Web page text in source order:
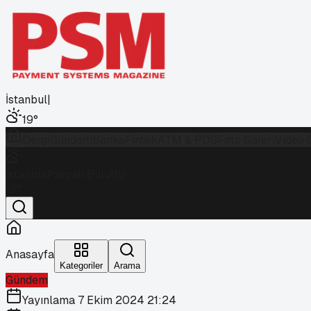
İstanbul|
19°
Anasayfa
Kategoriler Arama
Gündem
Yayınlama 7 Ekim 2024 21:24